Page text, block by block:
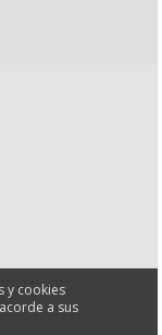
y cookies
a sus